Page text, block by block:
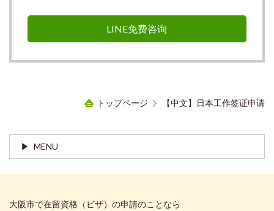
LINE免费咨询
トップページ 【中文】日本工作签证申请
MENU
大阪市で在留資格（ビザ）の申請のことなら